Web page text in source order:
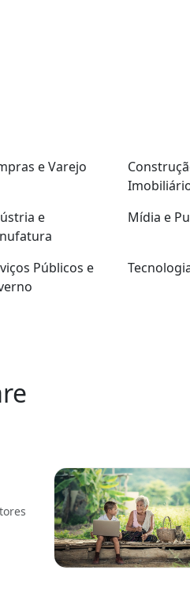
e Varejo
e
Mídia e
Públicos e